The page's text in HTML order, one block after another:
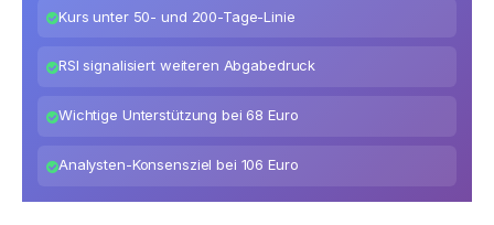
Kurs unter 50- und 200-Tage-Linie
RSI signalisiert weiteren Abgabedruck
Wichtige Unterstützung bei 68 Euro
Analysten-Konsensziel bei 106 Euro